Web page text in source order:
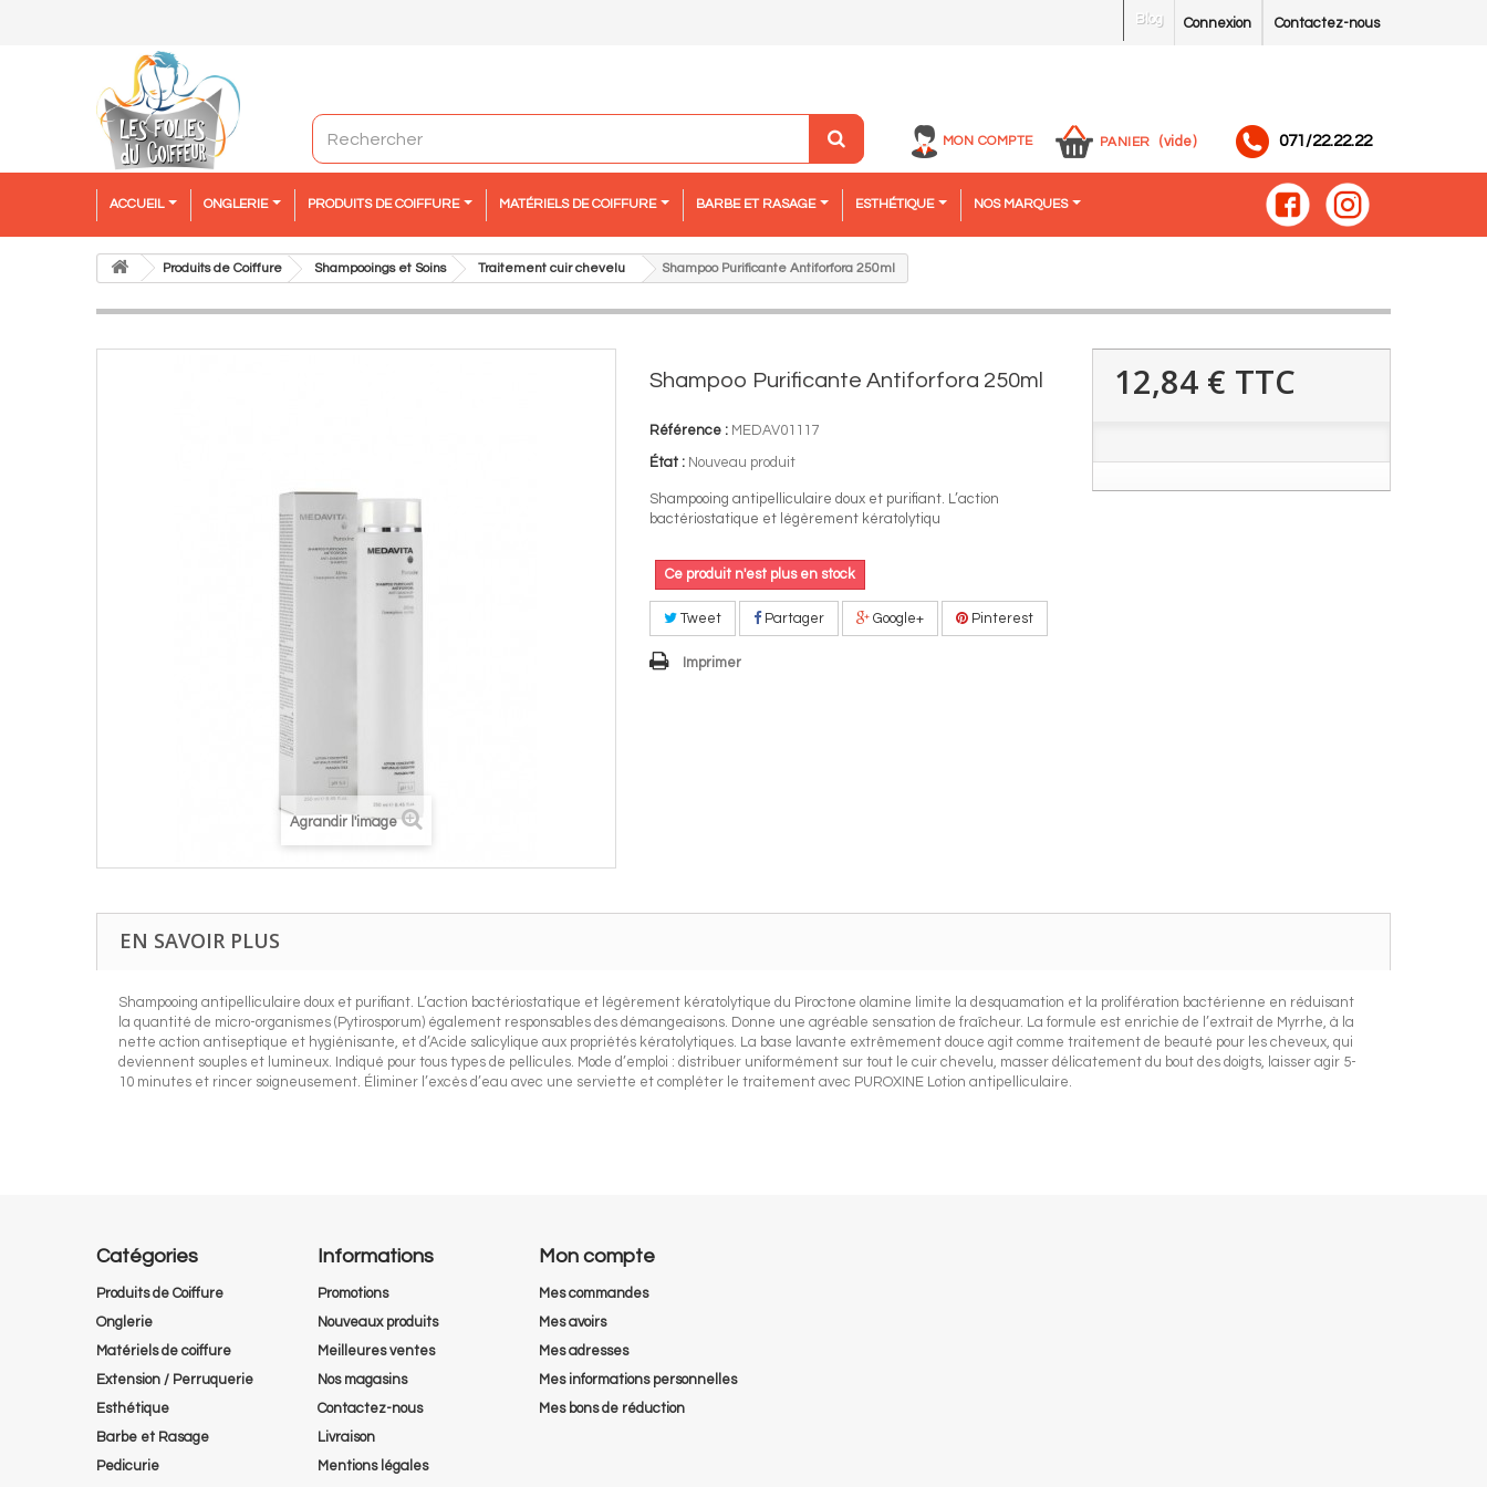
Contactez-nous
Connexion
Blog
MON COMPTE PANIER (vide) 071/22.22.22
ACCUEIL ONGLERIE PRODUITS DE COIFFURE MATÉRIELS DE COIFFURE BARBE ET RASAGE ESTHÉTIQUE NOS MARQUES
Produits de Coiffure Shampooings et Soins Traitement cuir chevelu Shampoo Purificante Antiforfora 250ml
Agrandir l'image
Shampoo Purificante Antiforfora 250ml
Référence : MEDAV01117
État : Nouveau produit
Shampooing antipelliculaire doux et purifiant. L’action
bactériostatique et légèrement kératolytiqu
Ce produit n'est plus en stock
Tweet Partager Google+ Pinterest
Imprimer
12,84 € TTC
EN SAVOIR PLUS
Shampooing antipelliculaire doux et purifiant. L’action bactériostatique et légèrement kératolytique du Piroctone olamine limite la desquamation et la prolifération bactérienne en réduisant
la quantité de micro-organismes (Pytirosporum) également responsables des démangeaisons. Donne une agréable sensation de fraîcheur. La formule est enrichie de l’extrait de Myrrhe, à la
nette action antiseptique et hygiénisante, et d’Acide salicylique aux propriétés kératolytiques. La base lavante extrêmement douce agit comme traitement de beauté pour les cheveux, qui
deviennent souples et lumineux. Indiqué pour tous types de pellicules. Mode d’emploi : distribuer uniformément sur tout le cuir chevelu, masser délicatement du bout des doigts, laisser agir 5-
10 minutes et rincer soigneusement. Éliminer l’excès d’eau avec une serviette et compléter le traitement avec PUROXINE Lotion antipelliculaire.
Catégories
Produits de Coiffure
Onglerie
Matériels de coiffure
Extension / Perruquerie
Esthétique
Barbe et Rasage
Pedicurie
Informations
Promotions
Nouveaux produits
Meilleures ventes
Nos magasins
Contactez-nous
Livraison
Mentions légales
Mon compte
Mes commandes
Mes avoirs
Mes adresses
Mes informations personnelles
Mes bons de réduction